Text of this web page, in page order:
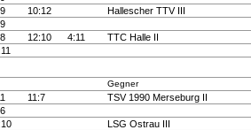
10:12 Hallescher TTV III
12:10 4:11 TTC Halle II
Gegner
11:7 TSV 1990 Merseburg II
LSG Ostrau III